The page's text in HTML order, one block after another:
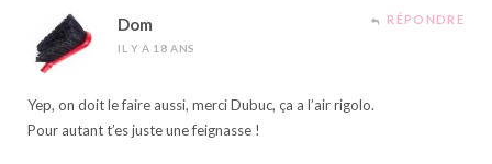
Dom
IL Y A 18 ANS
RÉPONDRE
Yep, on doit le faire aussi, merci Dubuc, ça a l’air rigolo.
Pour autant t’es juste une feignasse !